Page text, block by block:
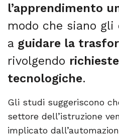
l’apprendimento
modo che siano
a guidare la
rivolgendo
tecnologiche.
Gli studi suggeriscono
settore dell’istruzione
implicato